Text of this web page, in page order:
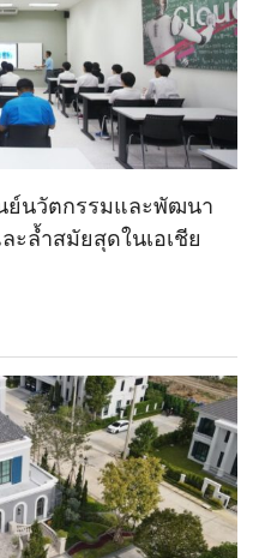
ย์นวัตกรรมและพัฒนา
ล้ำสมัยสุดในเอเชีย